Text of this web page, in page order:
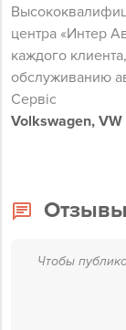
центра «Интер
каждого
обслуживанию
Сервіс
Volkswagen, VW
Чтобы